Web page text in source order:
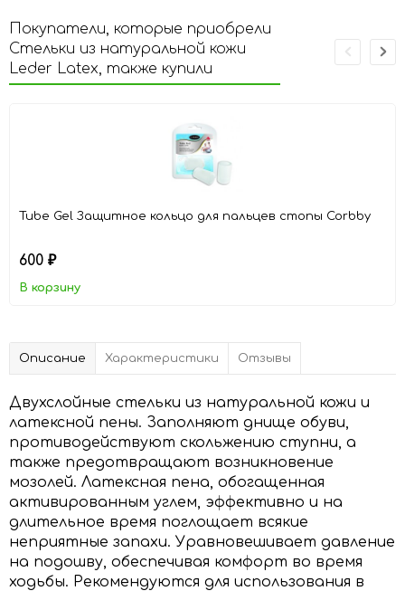
Покупатели, которые приобрели
Стельки из натуральной кожи
Leder Latex, также купили
Tube Gel Защитное кольцо для пальцев стопы Corbby
600 ₽
В корзину
Описание Характеристики Отзывы
Двухслойные стельки из натуральной кожи и
латексной пены. Заполняют днище обуви,
противодействуют скольжению ступни, а
также предотвращают возникновение
мозолей. Латексная пена, обогащенная
активированным углем, эффективно и на
длительное время поглощает всякие
неприятные запахи. Уравновешивает давление
на подошву, обеспечивая комфорт во время
ходьбы. Рекомендуются для использования в